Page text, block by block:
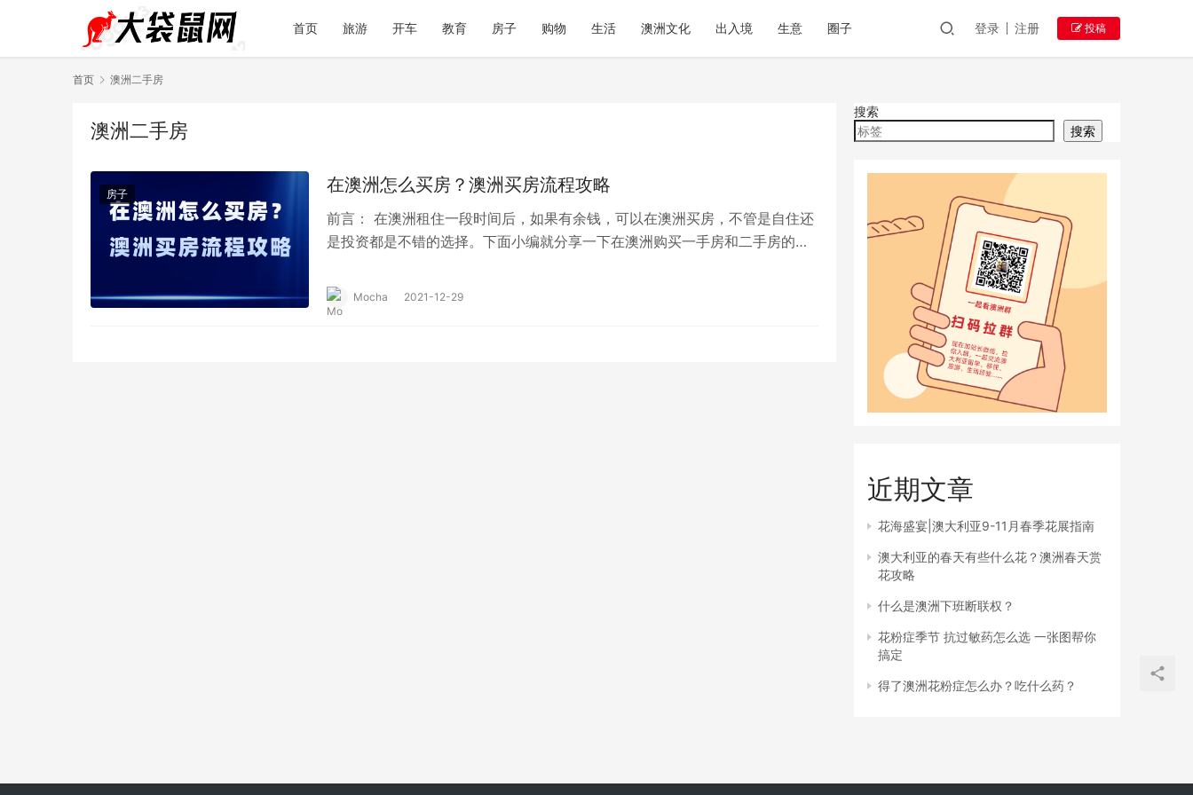
首页 旅游 开车 教育 房子 购物 生活 澳洲文化 出入境 生意 圈子 登录 注册 投稿
首页 澳洲二手房
澳洲二手房
房子 在澳洲怎么买房？澳洲买房流程攻略
前言： 在澳洲租住一段时间后，如果有余钱，可以在澳洲买房，不管是自住还
是投资都是不错的选择。下面小编就分享一下在澳洲购买一手房和二手房的流
Mocha 2021-12-29
搜索
搜索
近期文章
花海盛宴|澳大利亚9-11月春季花展指南
澳大利亚的春天有些什么花？澳洲春天赏
花攻略
什么是澳洲下班断联权？
花粉症季节 抗过敏药怎么选 一张图帮你
搞定
得了澳洲花粉症怎么办？吃什么药？